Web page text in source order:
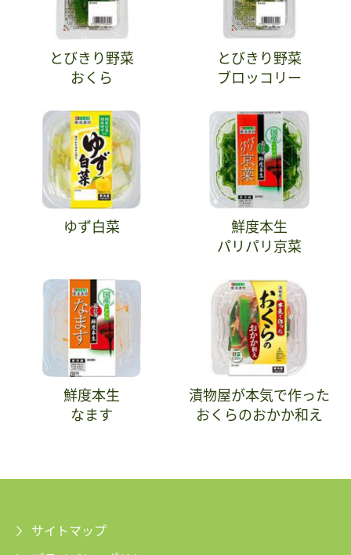
とびきり野菜
おくら
とびきり野菜
ブロッコリー
ゆず白菜
鮮度本生
パリパリ京菜
鮮度本生
なます
漬物屋が本気で作った
おくらのおかか和え
サイトマップ